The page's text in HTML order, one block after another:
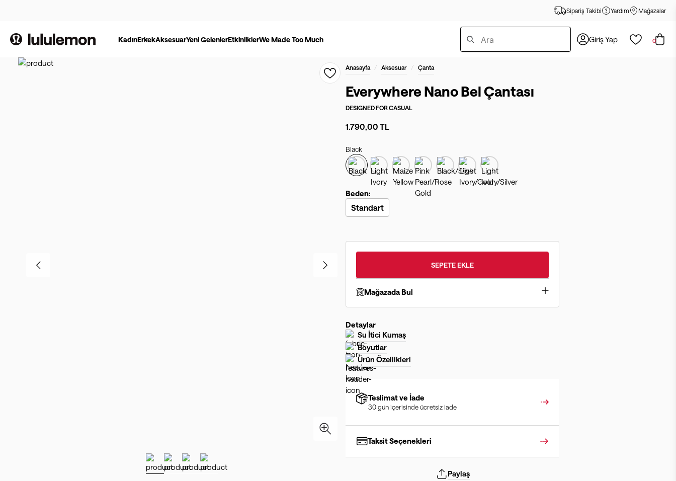
Sipariş Takibi Yardım Mağazalar
KadınErkekAksesuarYeni GelenlerEtkinliklerWe Made Too Much Giriş Yap 0
Anasayfa / Aksesuar / Çanta
Everywhere Nano Bel Çantası
DESIGNED FORCASUAL
1.790,00 TL
Black
Beden:
Standart
SEPETE EKLE
Mağazada Bul
Detaylar
Su İtici Kumaş
Boyutlar
Ürün Özellikleri
Teslimat ve İade
30 gün içerisinde ücretsiz iade
Taksit Seçenekleri
Paylaş